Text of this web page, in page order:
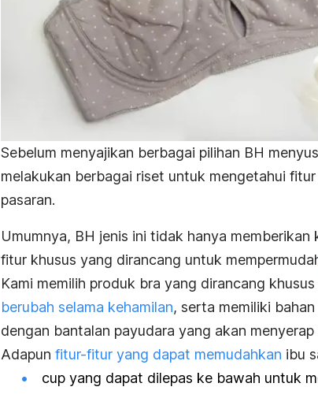
Sebelum menyajikan berbagai pilihan BH
melakukan berbagai riset untuk mengetahui
pasaran.
Umumnya, BH jenis ini tidak hanya
fitur khusus yang dirancang untuk
Kami memilih produk bra yang dirancang
berubah selama kehamilan, serta memiliki
dengan bantalan payudara yang akan menyerap
Adapun fitur-fitur yang dapat memudahkan ibu
cup yang dapat dilepas ke bawah untuk